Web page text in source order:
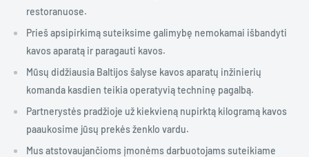
restoranuose.
Prieš apsipirkimą suteiksime galimybę nemokamai išbandyti
kavos aparatą ir paragauti kavos.
Mūsų didžiausia Baltijos šalyse kavos aparatų inžinierių
komanda kasdien teikia operatyvią techninę pagalbą.
Partnerystės pradžioje už kiekvieną nupirktą kilogramą kavos
paaukosime jūsų prekės ženklo vardu.
Mus atstovaujančioms įmonėms darbuotojams suteikiame